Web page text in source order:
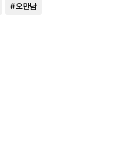
#오만남